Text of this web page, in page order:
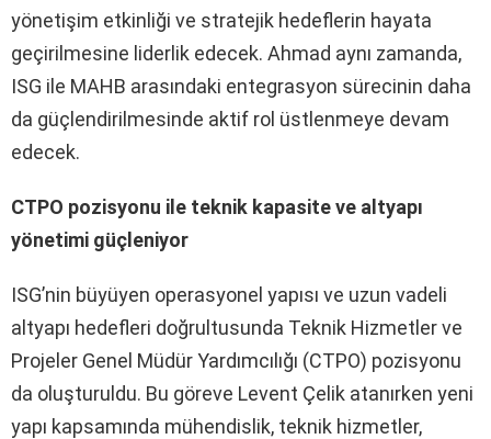
yönetişim etkinliği ve stratejik hedeflerin hayata
geçirilmesine liderlik edecek. Ahmad aynı zamanda,
ISG ile MAHB arasındaki entegrasyon sürecinin daha
da güçlendirilmesinde aktif rol üstlenmeye devam
edecek.
CTPO pozisyonu ile teknik kapasite ve altyapı
yönetimi güçleniyor
ISG’nin büyüyen operasyonel yapısı ve uzun vadeli
altyapı hedefleri doğrultusunda Teknik Hizmetler ve
Projeler Genel Müdür Yardımcılığı (CTPO) pozisyonu
da oluşturuldu. Bu göreve Levent Çelik atanırken yeni
yapı kapsamında mühendislik, teknik hizmetler,